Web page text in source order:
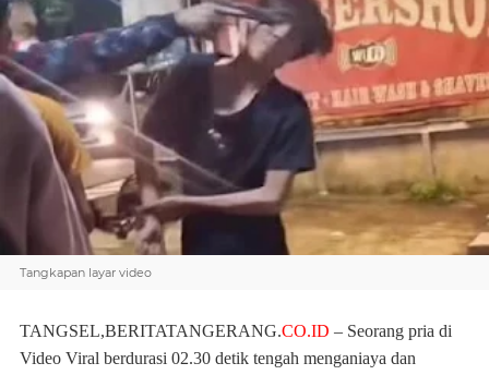
Tangkapan layar video
TANGSEL,BERITATANGERANG.CO.ID – Seorang pria di
Video Viral berdurasi 02.30 detik tengah menganiaya dan